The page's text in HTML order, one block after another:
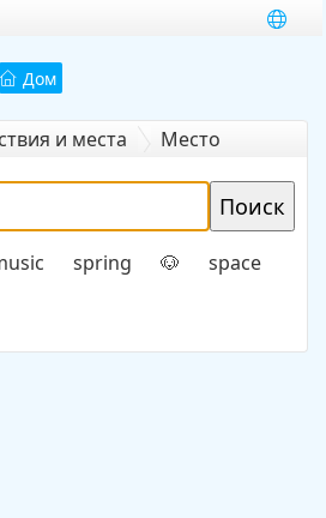
Дом
и места
Место
spring 🐶
space